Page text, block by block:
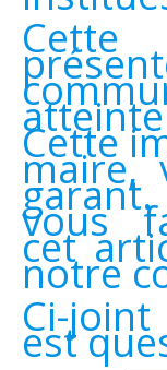
Cette
maire,
vous
cet
notre
Ci-
est